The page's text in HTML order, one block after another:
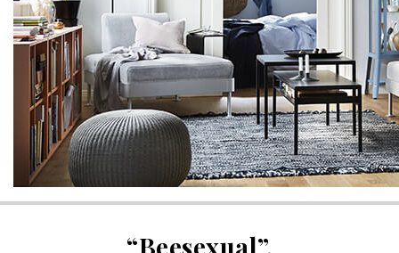
“Beesexual”,